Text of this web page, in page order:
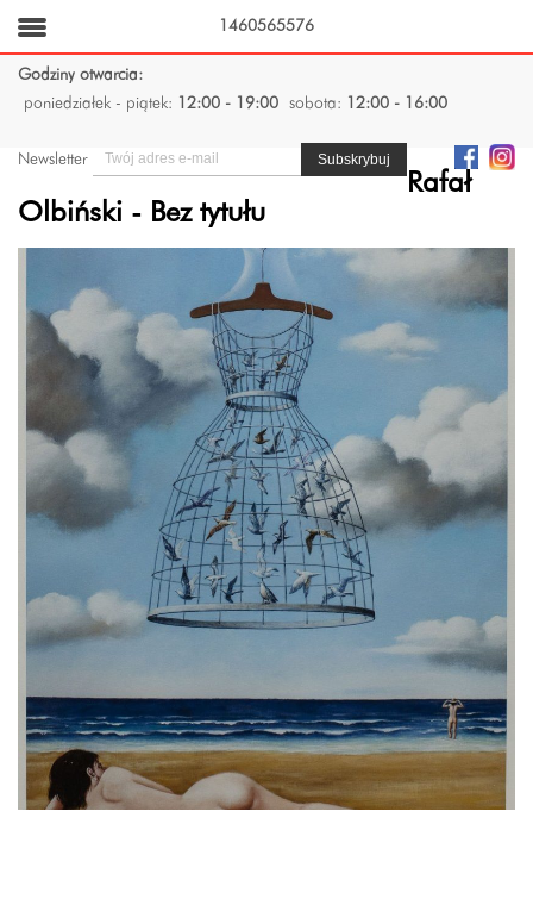
Godziny otwarcia:
poniedziałek - piątek:
12:00 - 19:00 sobota: 12:00 - 16:00
Newsletter
Rafał
Olbiński - Bez tytułu
1460565576